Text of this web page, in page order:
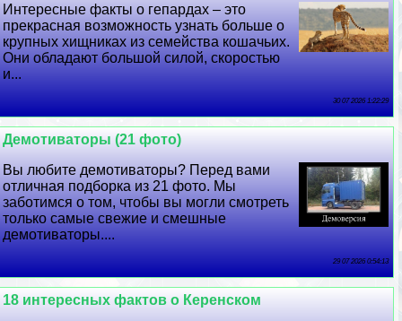
Интересные факты о гепардах – это
прекрасная возможность узнать больше о
крупных хищниках из семейства кошачьих.
Они обладают большой силой, скоростью
и...
30 07 2026 1:22:29
Демотиваторы (21 фото)
Вы любите демотиваторы? Перед вами
отличная подборка из 21 фото. Мы
заботимся о том, чтобы вы могли смотреть
только самые свежие и смешные
демотиваторы....
29 07 2026 0:54:13
18 интересных фактов о Керенском